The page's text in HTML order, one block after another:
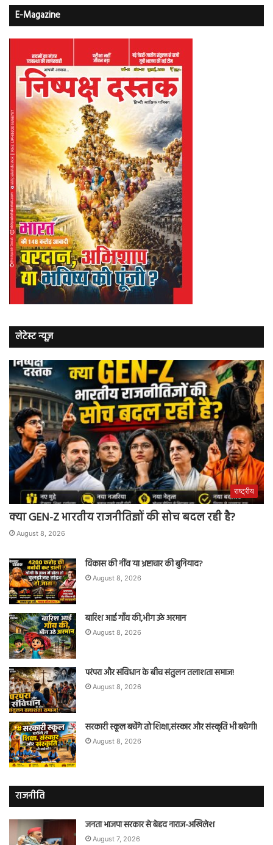
E-Magazine
लेटेस्ट न्यूज़
राष्ट्रीय
क्या GEN-Z भारतीय राजनीतिज्ञों की सोच बदल रही है?
August 8, 2026
विकास की नींव या भ्रष्टाचार की बुनियाद?
August 8, 2026
बारिश आई गाँव की,भीग उठे अरमान
August 8, 2026
परंपरा और संविधान के बीच संतुलन तलाशता समाज!
August 8, 2026
सरकारी स्कूल बचेंगे तो शिक्षा,संस्कार और संस्कृति भी बचेगी!
August 8, 2026
राजनीति
जनता भाजपा सरकार से बेहद नाराज-अखिलेश
August 7, 2026